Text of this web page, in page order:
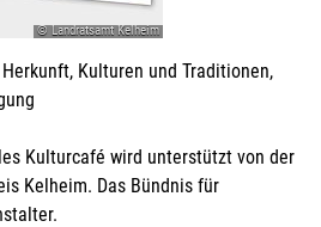
© Landratsamt Kelheim
Kulturen und Traditionen,
Kulturcafé wird unterstützt von der
Kelheim. Das Bündnis für